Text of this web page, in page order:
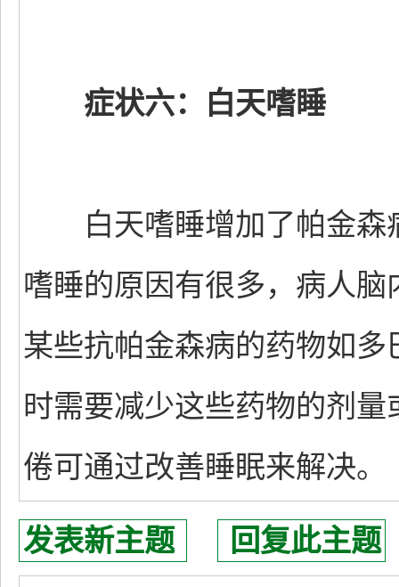
症状六：白天嗜睡
白天嗜睡增加了帕金森
嗜睡的原因有很多，病人
某些抗帕金森病的药物如
时需要减少这些药物的剂
倦可通过改善睡眠来解决。
发表新主题 回复此主题